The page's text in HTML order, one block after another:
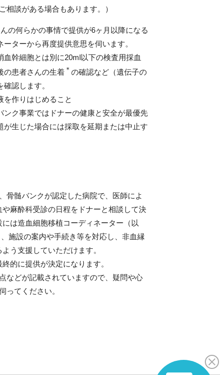
相談がある場合もあります。）
の何らかの事情で提供が6ヶ月以降になる
ターから再度提供意思を伺います。
血幹細胞とは別に20ml以下の検査用採血
の患者さんの生着 ＊ の確認など（遺伝子の
認します。
を作りはじめること
ンク事業ではドナーの健康と安全が最優先
生じた場合には採取を延期または中止す
骨髄バンクが認定した病院で、医師によ
麻酔科受診の日程をドナーと相談して決
は造血細胞移植コーディネーター（以
施設の案内や手続き等を対応し、非血縁
う支援していただけます。
的に提供が決定になります。
などが記載されていますので、疑問や心
ってください。